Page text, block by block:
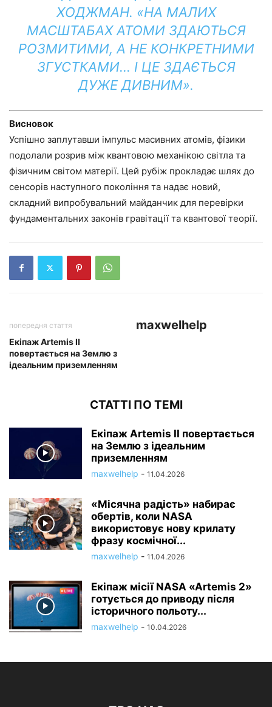
ХОДЖМАН. «НА МАЛИХ
МАСШТАБАХ АТОМИ ЗДАЮТЬСЯ
РОЗМИТИМИ, А НЕ КОНКРЕТНИМИ
ЗГУСТКАМИ… І ЦЕ ЗДАЄТЬСЯ
ДУЖЕ ДИВНИМ».
Висновок
Успішно заплутавши імпульс масивних атомів, фізики
подолали розрив між квантовою механікою світла та
фізичним світом матерії. Цей рубіж прокладає шлях до
сенсорів наступного покоління та надає новий,
складний випробувальний майданчик для перевірки
фундаментальних законів гравітації та квантової теорії.
попередня стаття
Екіпаж Artemis II
повертається на Землю з
ідеальним приземленням
maxwelhelp
СТАТТІ ПО ТЕМІ
Екіпаж Artemis II повертається
на Землю з ідеальним
приземленням
maxwelhelp - 11.04.2026
«Місячна радість» набирає
обертів, коли NASA
використовує нову крилату
фразу космічної...
maxwelhelp - 11.04.2026
Екіпаж місії NASA «Artemis 2»
готується до приводу після
історичного польоту...
maxwelhelp - 10.04.2026